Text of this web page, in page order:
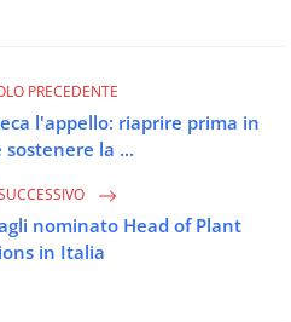
PRECEDENTE
l'appello: riaprire prima in
sostenere la ...
nominato Head of Plant
in Italia